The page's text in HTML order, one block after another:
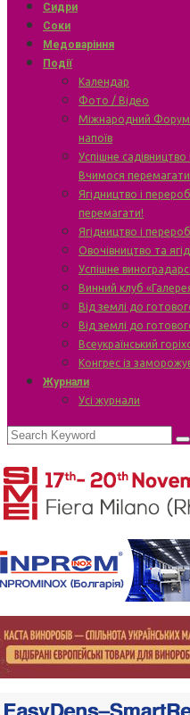
Сидри
Соки
Медоваріння
Події
Календар
Фото / Відео
Міжнародний Форум
напоїв
Успішне садівництво
Вчимося
Ягідництво і
перемагати!
Ягідництво і
Овочівництво та
Успішне
Винний клуб
Від землі до
Від землі до
Всеукраїнський
Конгрес із
Журнали
Усі журнали